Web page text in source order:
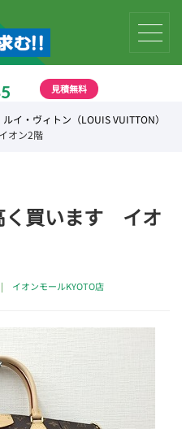
見積無料
ルイ・ヴィトン（LOUIS VUITTON）
オン2階
買います イオ
イオンモールKYOTO店